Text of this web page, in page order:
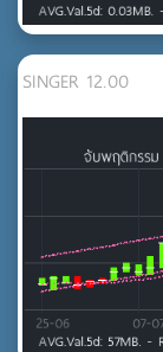
SINGER 12.00